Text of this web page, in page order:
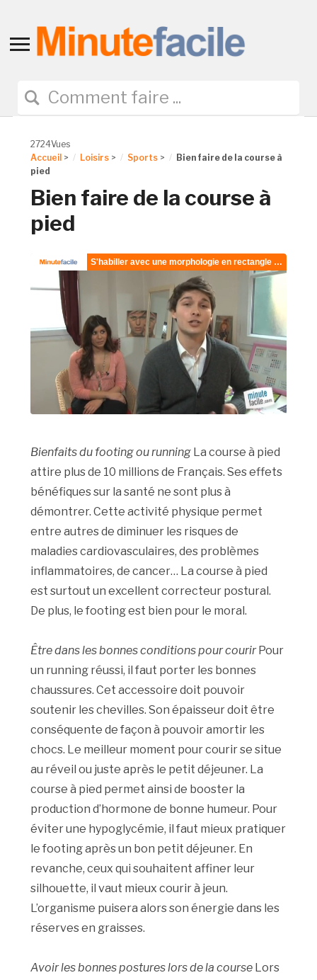
Toggle
navigation
2724Vues
Accueil > Loisirs > Sports >
Bien faire de la course à
pied
Bien faire de la course à
pied
Bienfaits du footing ou running La course à pied
attire plus de 10 millions de Français. Ses effets
bénéfiques sur la santé ne sont plus à
démontrer. Cette activité physique permet
entre autres de diminuer les risques de
maladies cardiovasculaires, des problèmes
inflammatoires, de cancer… La course à pied
est surtout un excellent correcteur postural.
De plus, le footing est bien pour le moral.
Être dans les bonnes conditions pour courirPour
un running réussi, il faut porter les bonnes
chaussures. Cet accessoire doit pouvoir
soutenir les chevilles. Son épaisseur doit être
conséquente de façon à pouvoir amortir les
chocs. Le meilleur moment pour courir se situe
au réveil ou juste après le petit déjeuner. La
course à pied permet ainsi de booster la
production d’hormone de bonne humeur. Pour
éviter une hypoglycémie, il faut mieux pratiquer
le footing après un bon petit déjeuner. En
revanche, ceux qui souhaitent affiner leur
silhouette, il vaut mieux courir à jeun.
L’organisme puisera alors son énergie dans les
réserves en graisses.
Avoir les bonnes postures lors de la course Lors